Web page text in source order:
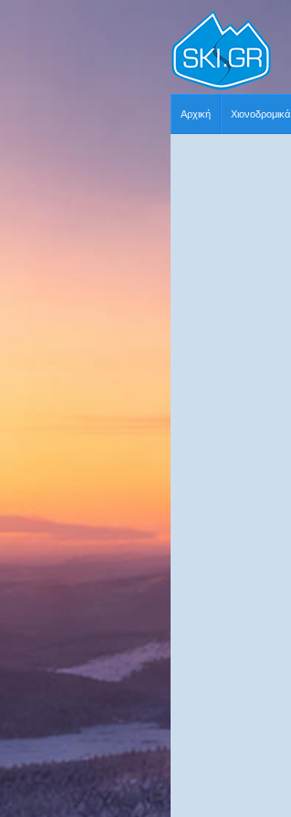
Αρχική Χιονοδρομικά